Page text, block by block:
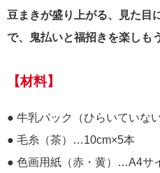
豆まきが盛り上がる、見た目
で、鬼払いと福招きを楽しもう
【材料】
● 牛乳パック（ひらいていな
● 毛糸（茶）…10cm×5本
● 色画用紙（赤・黄）…A4サ